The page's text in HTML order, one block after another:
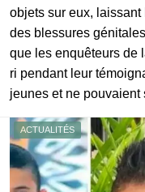
objets sur eux, laissant
des blessures
que les enquêteurs de
ri pendant leur
jeunes et ne pouvaient
ACTUALITÉS